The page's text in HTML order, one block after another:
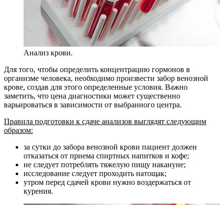
Анализ крови.
Для того, чтобы определить концентрацию гормонов в
организме человека, необходимо произвести забор венозной
крове, создав для этого определенные условия. Важно
заметить, что цена диагностики может существенно
варьироваться в зависимости от выбранного центра.
Правила подготовки к сдаче анализов выглядят следующим
образом:
за сутки до забора венозной крови пациент должен
отказаться от приема спиртных напитков и кофе;
не следует потреблять тяжелую пищу накануне;
исследование следует проходить натощак;
утром перед сдачей крови нужно воздержаться от
курения.